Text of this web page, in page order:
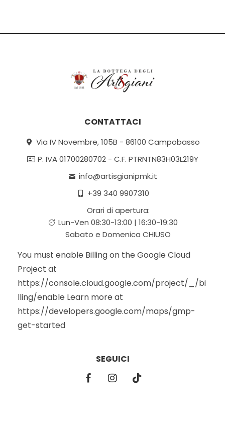
CONTATTACI
Via IV Novembre, 105B - 86100 Campobasso
P. IVA 01700280702 - C.F. PTRNTN83H03L219Y
info@artisgianipmk.it
+39 340 9907310
Orari di apertura:
Lun-Ven 08:30-13:00 | 16:30-19:30
Sabato e Domenica CHIUSO
You must enable Billing on the Google Cloud
Project at
https://console.cloud.google.com/project/_/bi
lling/enable Learn more at
https://developers.google.com/maps/gmp-
get-started
SEGUICI